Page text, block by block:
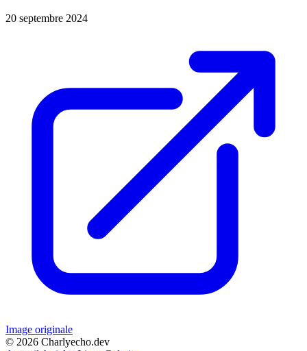
20 septembre 2024
Image originale
© 2026 Charlyecho.dev